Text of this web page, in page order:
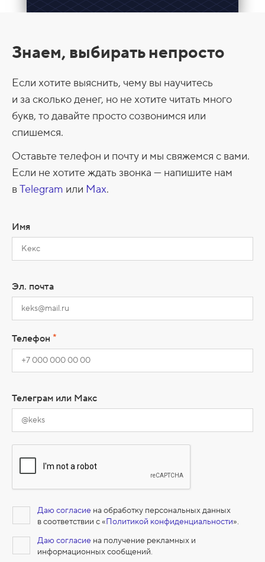
Знаем, выбирать непросто
Если хотите выяснить, чему вы научитесь
и за сколько денег, но не хотите читать много
букв, то давайте просто созвонимся или
спишемся.
Оставьте телефон и почту и мы свяжемся с вами.
Если не хотите ждать звонка — напишите нам
вTelegram или Max.
Имя
Эл. почта
Телефон *
Телеграм или Макс
Даю согласие на обработку персональных данных
в соответствии с «Политикой конфиденциальности».
Даю согласие на получение рекламных и
информационных сообщений.